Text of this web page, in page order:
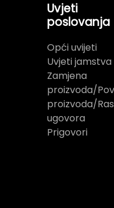
Uvjeti
poslovanja
Opći uvijeti
Uvjeti jamstva
Zamjena
proizvoda/
proizvoda/
ugovora
Prigovori